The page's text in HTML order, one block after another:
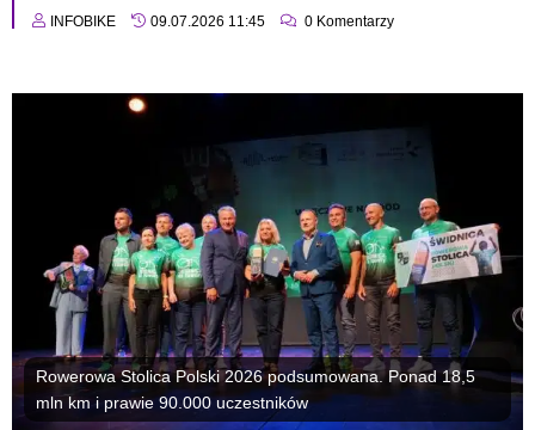
INFOBIKE 09.07.2026 11:45 0 Komentarzy
Rowerowa Stolica Polski 2026 podsumowana. Ponad 18,5
mln km i prawie 90.000 uczestników